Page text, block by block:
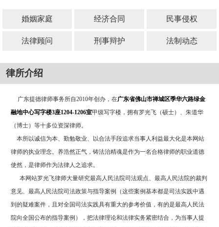
婚姻家庭 经济合同 民事侵权
法律顾问 刑事辩护 法制动态
律所介绍
广东提德律师事务所自2010年创办，在广东省佛山市禅城区季华六路绿金
融地中心写字楼3座1204-1206室甲级写字楼，拥有罗光飞（硕士）、朱道华
（博士）等十多位资深律师。
本所以诚信为本、勤勉敬业、以合法手段追求当事人利益最大化是本网站
律师的执业理念。养浩然正气，铸法治精魂是作为一名合格律师的职业道德
使然，是律师作为法律人之追求。
本网站罗光飞律师大量研究最高人民法院司法观点、最高人民法院的裁判
意见、最高人民法院司法政策与指导案例（这些案例基本都是司法实践中遇
到的疑难案件，且对全国司法实践具有重大的参考价值，有的是最高人民法
院向全国公布的指导案例），把法律理论和法律实务紧密结合，为当事人提